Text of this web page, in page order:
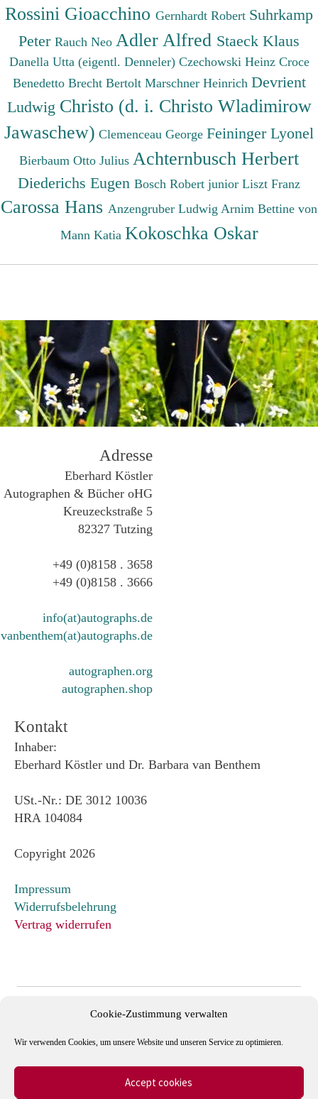
Cookie-Zustimmung verwalten
Wir verwenden Cookies, um unsere Website und unseren Service zu optimieren.
Accept cookies
Rossini Gioacchino Gernhardt Robert Suhrkamp
Peter Rauch Neo Adler Alfred Staeck Klaus
Danella Utta (eigentl. Denneler) Czechowski Heinz Croce
Benedetto Brecht Bertolt Marschner Heinrich Devrient
Ludwig Christo (d. i. Christo Wladimirow
Jawaschew) Clemenceau George Feininger Lyonel
Bierbaum Otto Julius Achternbusch Herbert
Diederichs Eugen Bosch Robert junior Liszt Franz
Carossa Hans Anzengruber Ludwig Arnim Bettine von
Mann Katia Kokoschka Oskar
Adresse
Eberhard Köstler
Autographen & Bücher oHG
Kreuzeckstraße 5
82327 Tutzing
+49 (0)8158 . 3658
+49 (0)8158 . 3666
info(at)autographs.de
vanbenthem(at)autographs.de
autographen.org
autographen.shop
Kontakt
Inhaber:
Eberhard Köstler und Dr. Barbara van Benthem
USt.-Nr.: DE 3012 10036
HRA 104084
Copyright 2026
Impressum
Widerrufsbelehrung
Vertrag widerrufen